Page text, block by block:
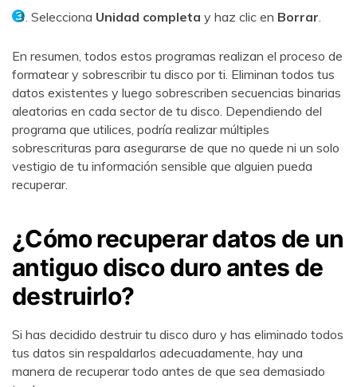
Selecciona Unidad completa y haz clic en Borrar.
En resumen, todos estos programas realizan el proceso de
formatear y sobrescribir tu disco por ti. Eliminan todos tus
datos existentes y luego sobrescriben secuencias binarias
aleatorias en cada sector de tu disco. Dependiendo del
programa que utilices, podría realizar múltiples
sobrescrituras para asegurarse de que no quede ni un solo
vestigio de tu información sensible que alguien pueda
recuperar.
¿Cómo recuperar datos de un
antiguo disco duro antes de
destruirlo?
Si has decidido destruir tu disco duro y has eliminado todos
tus datos sin respaldarlos adecuadamente, hay una
manera de recuperar todo antes de que sea demasiado